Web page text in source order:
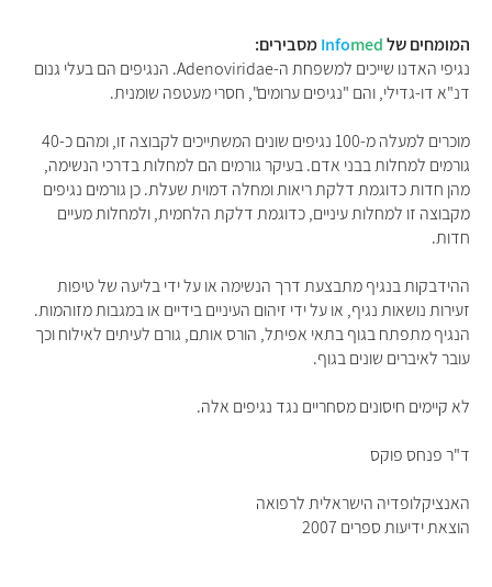
המומחים של Infomed
מסבירים:
נגיפי האדנו שייכים למשפחת ה-Adenoviridae. הנגיפים הם בעלי גנום
דנ"א דו-גדילי, והם "נגיפים ערומים", חסרי מעטפה שומנית.
מוכרים למעלה מ-100 נגיפים שונים המשתייכים לקבוצה זו, ומהם כ-40
גורמים למחלות בבני אדם. בעיקר גורמים הם למחלות בדרכי הנשימה,
מהן חדות כדוגמת דלקת ריאות ומחלה דמוית שעלת. כן גורמים נגיפים
מקבוצה זו למחלות עיניים, כדוגמת דלקת הלחמית, ולמחלות מעיים
חדות.
ההידבקות בנגיף מתבצעת דרך הנשימה או על ידי בליעה של טיפות
זעירות נושאות נגיף, או על ידי זיהום העיניים בידיים או במגבות מזוהמות.
הנגיף מתפתח בגוף בתאי אפיתל, הורס אותם, גורם לעיתים לאילוח וכך
עובר לאיברים שונים בגוף.
לא קיימים חיסונים מסחריים נגד נגיפים אלה.
ד"ר פנחס פוקס
האנציקלופדיה הישראלית לרפואה
הוצאת ידיעות ספרים 2007